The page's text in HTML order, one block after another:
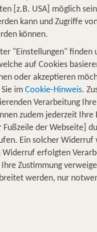
am
Atmosphäre
,
nach Neapel
Flug
[z.B. USA] möglich
kann und Zugriffe
können.
"Einstellungen" finden
auf Cookies
oder akzeptieren
im Cookie-Hinweis.
Verarbeitung
zudem jederzeit Ihre
der Webseite]
Ein solcher Widerruf
erfolgten
Zustimmung
werden, nur